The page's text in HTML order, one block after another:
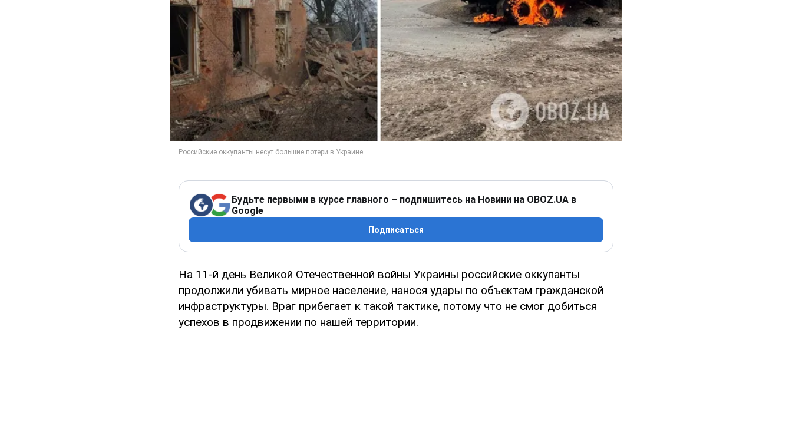
Будьте первыми в курсе главного – подпишитесь на Новини на OBOZ.UA в
Google
Подписаться
На 11-й день Великой Отечественной войны Украины российские оккупанты
продолжили убивать мирное население, нанося удары по объектам гражданской
инфраструктуры. Враг прибегает к такой тактике, потому что не смог добиться
успехов в продвижении по нашей территории.